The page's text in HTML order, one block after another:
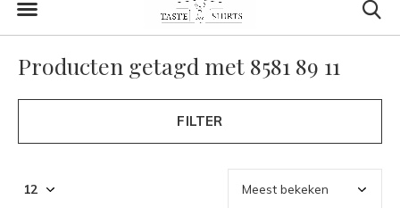
Producten getagd met 8581 89 11
FILTER